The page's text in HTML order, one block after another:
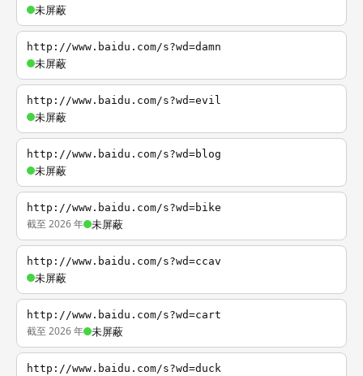
未屏蔽
http://www.baidu.com/s?wd=damn
未屏蔽
http://www.baidu.com/s?wd=evil
未屏蔽
http://www.baidu.com/s?wd=blog
未屏蔽
http://www.baidu.com/s?wd=bike
截至 2026 年 未屏蔽
http://www.baidu.com/s?wd=ccav
未屏蔽
http://www.baidu.com/s?wd=cart
截至 2026 年 未屏蔽
http://www.baidu.com/s?wd=duck